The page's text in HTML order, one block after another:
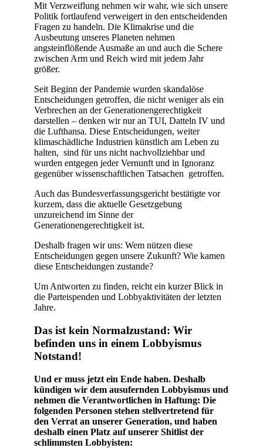
Mit Verzweiflung nehmen wir wahr, wie sich unsere
Politik fortlaufend verweigert in den entscheidenden
Fragen zu handeln. Die Klimakrise und die
Ausbeutung unseres Planeten nehmen
angsteinflößende Ausmaße an und auch die Schere
zwischen Arm und Reich wird mit jedem Jahr
größer.
Seit Beginn der Pandemie wurden skandalöse
Entscheidungen getroffen, die nicht weniger als ein
Verbrechen an der Generationengerechtigkeit
darstellen – denken wir nur an TUI, Datteln IV und
die Lufthansa. Diese Entscheidungen, weiter
klimaschädliche Industrien künstlich am Leben zu
halten, sind für uns nicht nachvollziehbar und
wurden entgegen jeder Vernunft und in Ignoranz
gegenüber wissenschaftlichen Tatsachen getroffen.
Auch das Bundesverfassungsgericht bestätigte vor
kurzem, dass die aktuelle Gesetzgebung
unzureichend im Sinne der
Generationengerechtigkeit ist.
Deshalb fragen wir uns: Wem nützen diese
Entscheidungen gegen unsere Zukunft? Wie kamen
diese Entscheidungen zustande?
Um Antworten zu finden, reicht ein kurzer Blick in
die Parteispenden und Lobbyaktivitäten der letzten
Jahre.
Das ist kein Normalzustand: Wir
befinden uns in einem Lobbyismus
Notstand!
Und er muss jetzt ein Ende haben. Deshalb
kündigen wir dem ausufernden Lobbyismus und
nehmen die Verantwortlichen in Haftung: Die
folgenden Personen stehen stellvertretend für
den Verrat an unserer Generation, und haben
deshalb einen Platz auf unserer Shitlist der
schlimmsten Lobbyisten: